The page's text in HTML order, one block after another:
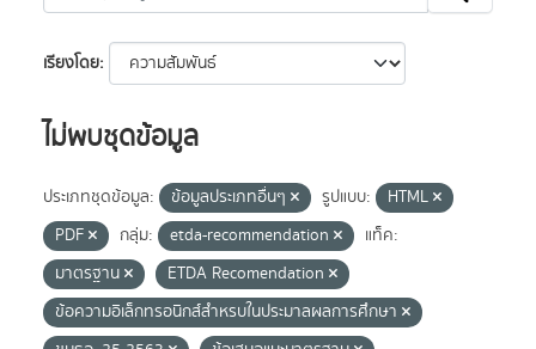
เรียงโดย
ไม่พบชุดข้อมูล
ประเภทชุดข้อมูล: ข้อมูลประเภทอื่นๆ รูปแบบ:
HTML
PDF
กลุ่ม: etda-recommendation
แท็ค:
มาตรฐาน
ETDA Recomendation
ข้อความอิเล็กทรอนิกส์สำหรบในประมาลผลการศึกษา